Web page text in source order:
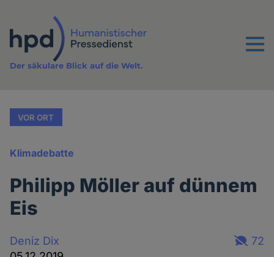
Inhalt
Menu
Der säkulare Blick auf die Welt.
VOR ORT
Klimadebatte
Philipp Möller auf dünnem
Eis
Deniz Dix
72